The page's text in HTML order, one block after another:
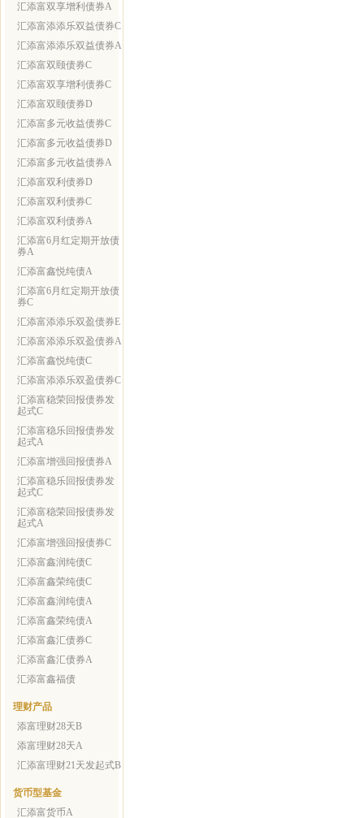
汇添富双享增利债券A
汇添富添添乐双益债券C
汇添富添添乐双益债券A
汇添富双颐债券C
汇添富双享增利债券C
汇添富双颐债券D
汇添富多元收益债券C
汇添富多元收益债券D
汇添富多元收益债券A
汇添富双利债券D
汇添富双利债券C
汇添富双利债券A
汇添富6月红定期开放债
券A
汇添富鑫悦纯债A
汇添富6月红定期开放债
券C
汇添富添添乐双盈债券E
汇添富添添乐双盈债券A
汇添富鑫悦纯债C
汇添富添添乐双盈债券C
汇添富稳荣回报债券发
起式C
汇添富稳乐回报债券发
起式A
汇添富增强回报债券A
汇添富稳乐回报债券发
起式C
汇添富稳荣回报债券发
起式A
汇添富增强回报债券C
汇添富鑫润纯债C
汇添富鑫荣纯债C
汇添富鑫润纯债A
汇添富鑫荣纯债A
汇添富鑫汇债券C
汇添富鑫汇债券A
汇添富鑫福债
理财产品
添富理财28天B
添富理财28天A
汇添富理财21天发起式B
货币型基金
汇添富货币A